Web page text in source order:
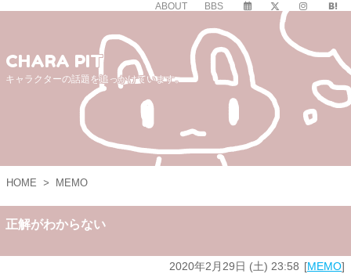
ABOUT BBS
CHARA PIT
キャラクターの話題を追っかけています。
HOME > MEMO
正解がわからない
2020年2月29日 (土) 23:58 MEMO